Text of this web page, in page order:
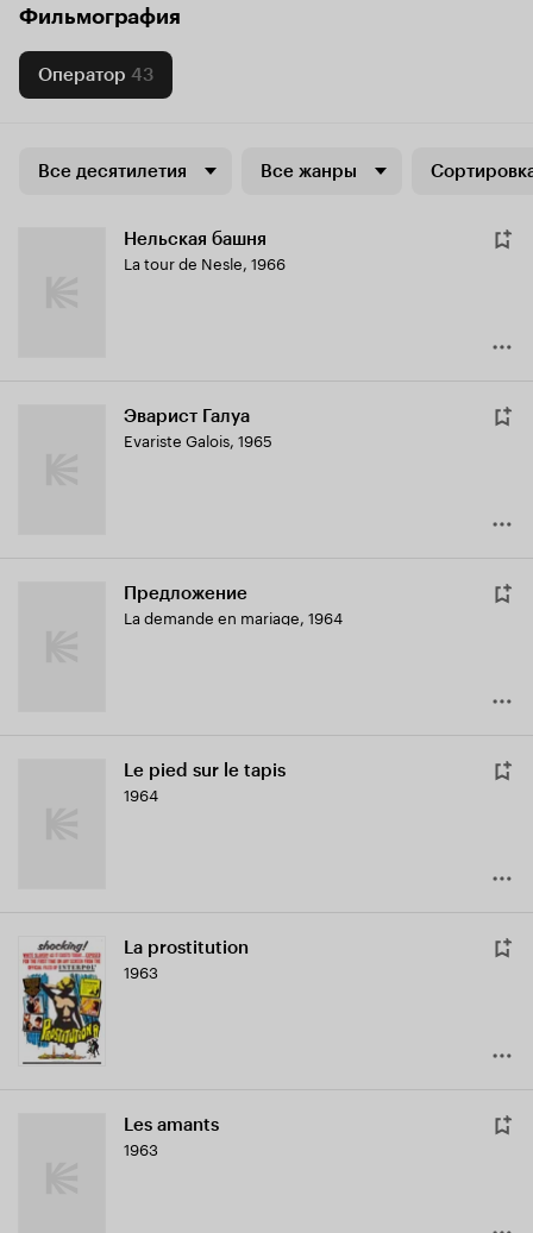
Фильмография
Оператор 43
Все десятилетия Все жанры
Нельская башня
La tour de Nesle, 1966
Эварист Галуа
Evariste Galois, 1965
Предложение
La demande en mariage, 1964
Le pied sur le tapis
1964
La prostitution
1963
Les amants
1963